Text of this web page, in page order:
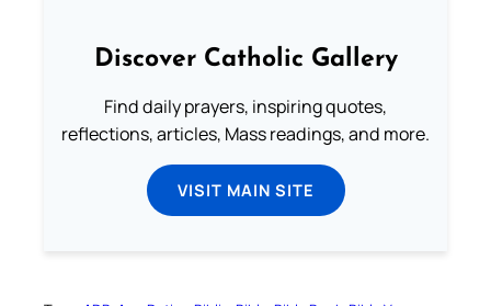
Discover Catholic Gallery
Find daily prayers, inspiring quotes,
reflections, articles, Mass readings, and more.
VISIT MAIN SITE